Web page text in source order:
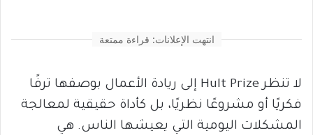
انتهت الإعلانات: قراءة ممتعة
لا تنظر Hult Prize إلى ريادة الأعمال بوصفها ترفًا
فكريًا أو مشروعًا نظريًا، بل كأداة حقيقية لمعالجة
المشكلات اليومية التي يعيشها الناس. هي